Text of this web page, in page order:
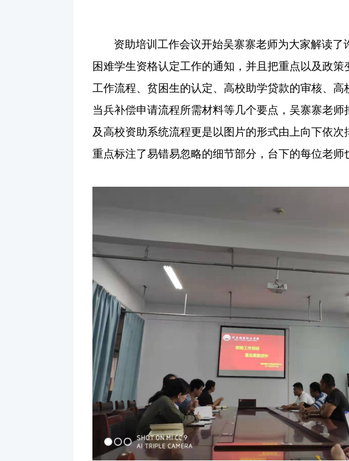
资助培训工作会议开始吴寨寨老师为大家解读了
困难学生资格认定工作的通知，并且把重点以及政
工作流程、贫困生的认定、高校助学贷款的审核、高
当兵补偿申请流程所需材料等几个要点，吴寨寨老
及高校资助系统流程更是以图片的形式由上向下依
重点标注了易错易忽略的细节部分，台下的每位老师